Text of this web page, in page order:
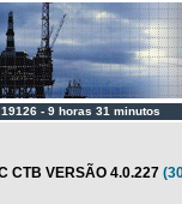
- 9 horas 31 minutos
CTB VERSÃO 4.0.227